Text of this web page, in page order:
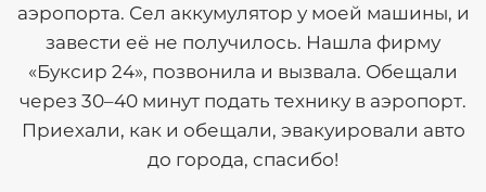
аэропорта. Сел аккумулятор у моей машины, и
завести её не получилось. Нашла фирму
«Буксир 24», позвонила и вызвала. Обещали
через 30–40 минут подать технику в аэропорт.
Приехали, как и обещали, эвакуировали авто
до города, спасибо!